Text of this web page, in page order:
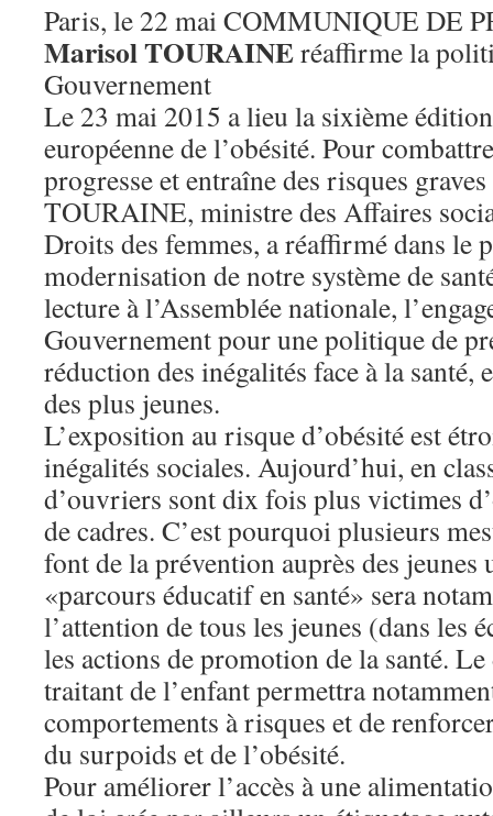
Paris, le 22 mai COMMUNIQUE DE
Marisol TOURAINEréaffirme la
Gouvernement
Le 23 mai 2015 a lieu la sixième
européenne de l’obésité. Pour
progresse et entraîne des risques
TOURAINE, ministre des Affaires
Droits des femmes, a réaffirmé dans le
modernisation de notre système de
lecture à l’Assemblée nationale,
Gouvernement pour une politique de
réduction des inégalités face à la santé,
des plus jeunes.
L’exposition au risque d’obésité est
inégalités sociales. Aujourd’hui, en
d’ouvriers sont dix fois plus victimes
de cadres. C’est pourquoi plusieurs
font de la prévention auprès des
«parcours éducatif en santé» sera
l’attention de tous les jeunes (dans les
les actions de promotion de la santé.
traitant de l’enfant permettra
comportements à risques et de
du surpoids et de l’obésité.
Pour améliorer l’accès à une